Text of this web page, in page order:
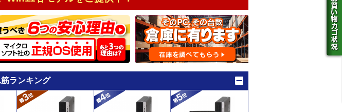
ランキング